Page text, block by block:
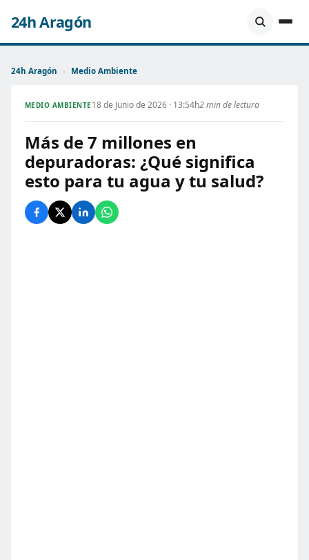
24h Aragón
24h Aragón › Medio Ambiente
MEDIO AMBIENTE 18 de Junio de 2026 · 13:54h2 min de lectura
Más de 7 millones en
depuradoras: ¿Qué significa
esto para tu agua y tu salud?